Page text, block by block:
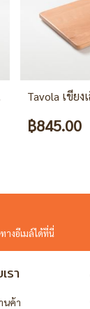
฿845.00
างอีเมล์ได้ที่นี่
รา
นค้า